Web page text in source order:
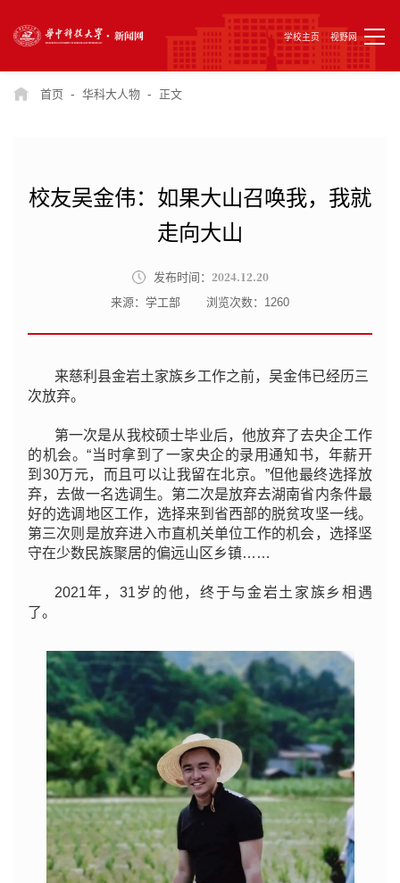
学校主页 视野网
首页 - 华科大人物 - 正文
校友吴金伟：如果大山召唤我，我就
走向大山
发布时间： 2024.12.20
来源：学工部 浏览次数： 1260
来慈利县金岩土家族乡工作之前，吴金伟已经历三
次放弃。
第一次是从我校硕士毕业后，他放弃了去央企工作
的机会。“当时拿到了一家央企的录用通知书，年薪开
到30万元，而且可以让我留在北京。”但他最终选择放
弃，去做一名选调生。第二次是放弃去湖南省内条件最
好的选调地区工作，选择来到省西部的脱贫攻坚一线。
第三次则是放弃进入市直机关单位工作的机会，选择坚
守在少数民族聚居的偏远山区乡镇……
2021年，31岁的他，终于与金岩土家族乡相遇
了。